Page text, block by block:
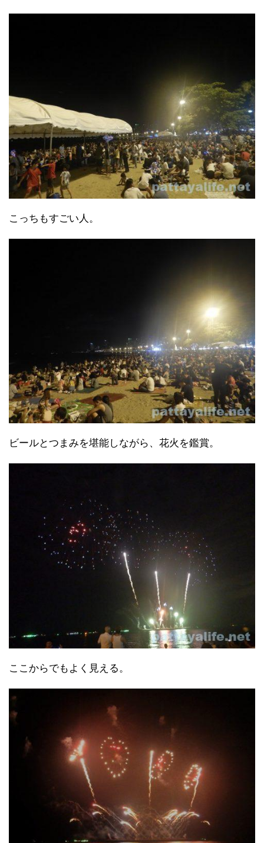
こっちもすごい人。
ビールとつまみを堪能しながら、花火を鑑賞。
ここからでもよく見える。